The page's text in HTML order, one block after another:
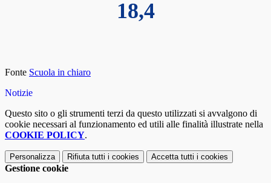
18,4
Fonte Scuola in chiaro
Notizie
Questo sito o gli strumenti terzi da questo utilizzati si avvalgono di
cookie necessari al funzionamento ed utili alle finalità illustrate nella
COOKIE POLICY.
Personalizza Rifiuta tutti i cookies Accetta tutti i cookies
Gestione cookie